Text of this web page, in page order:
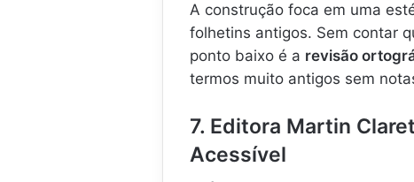
A construção foca em uma
folhetins antigos. Sem contar
ponto baixo é a revisão
termos muito antigos sem
7. Editora Martin
Acessível